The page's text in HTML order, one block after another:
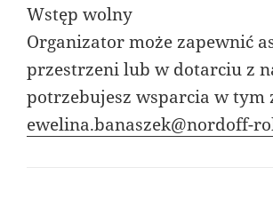
Wstęp wolny
Organizator może zapewnić
przestrzeni lub w dotarciu z
potrzebujesz wsparcia w tym
ewelina.banaszek@nordoff-